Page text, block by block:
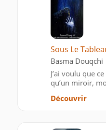
Sous Le
Basma Douqchi
J’ai voulu que
qu’un miroir,
dans les
Découvrir